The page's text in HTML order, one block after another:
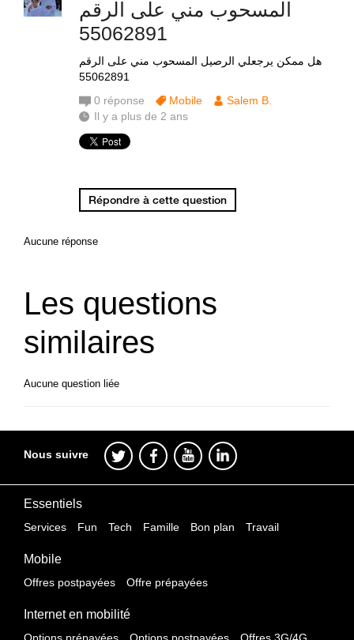
المسحوب مني على الرقم
55062891
هل ممكن يرجعلي الرصيل المسحوب مني على الرقم
55062891
0 réponse Mobile
Salem B.
Il y a plus de 2 ans
Répondre à cette question
Aucune réponse
Les questions
similaires
Aucune question liée
Nous suivre
Essentiels
Services Fun Tech Famille Bon plan Travail
Mobile
Offres postpayées Offre prépayées
Internet en mobilité